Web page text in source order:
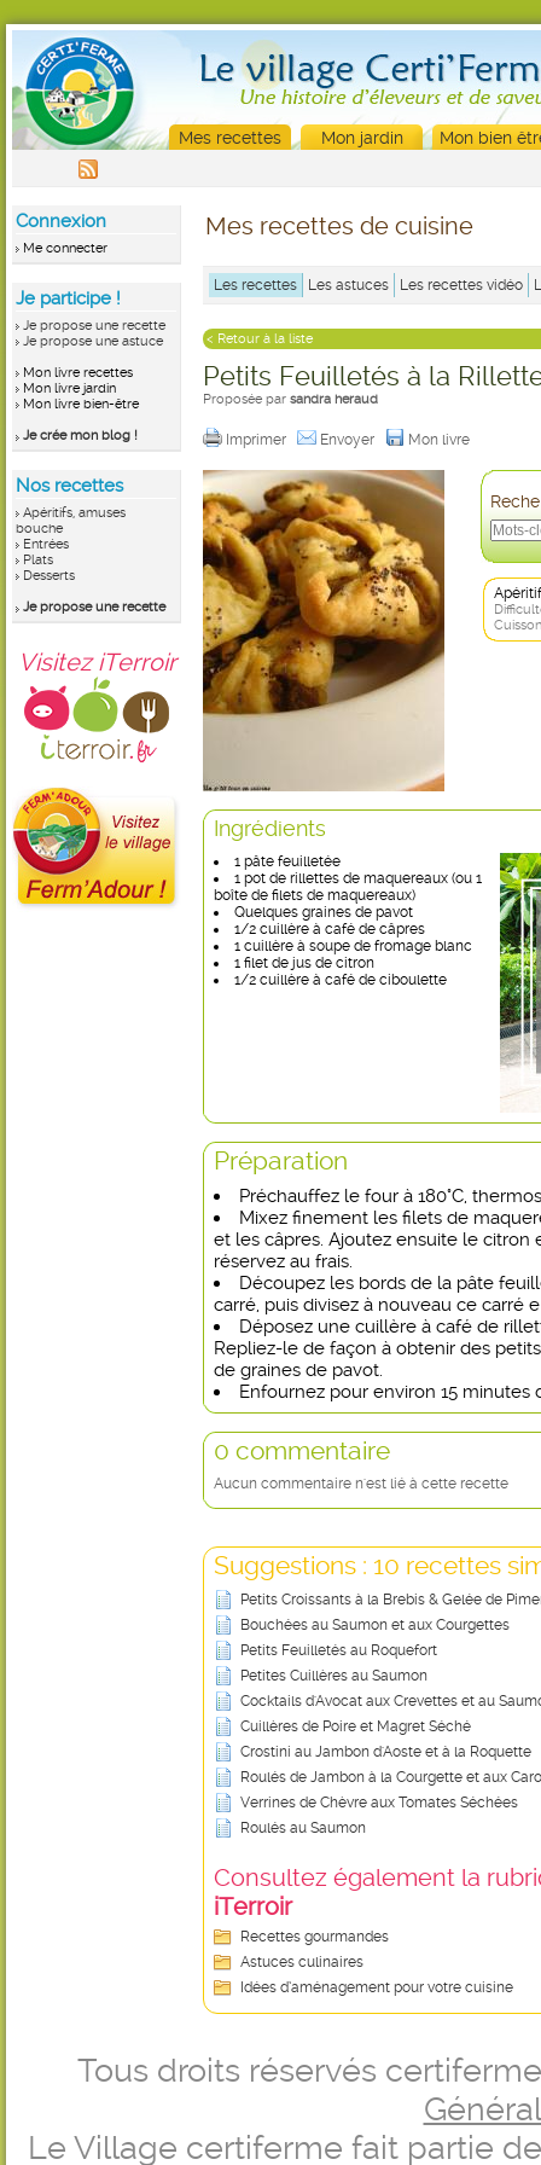
Mes recettes Mon jardin Mon bien
Connexion
Me connecter
Je participe !
Je propose une recette
Je propose une astuce
Mon livre recettes
Mon livre jardin
Mon livre bien-être
Je crée mon blog !
Nos recettes
Apéritifs, amuses
bouche
Entrées
Plats
Desserts
Je propose une recette
Visitez iTerroir
Mes recettes de cuisine
Les recettes Les astuces Les recettes vidéo
< Retour à la liste
Petits Feuilletés à la
Proposée par sandra heraud
Imprimer Envoyer Mon livre
Ingrédients
1 pâte feuilletée
1 pot de rillettes de maquereaux (ou 1
boîte de filets de maquereaux)
Quelques graines de pavot
1/2 cuillère à café de câpres
1 cuillère à soupe de fromage blanc
1 filet de jus de citron
1/2 cuillère à café de ciboulette
Préparation
Préchauffez le four à 180°C,
Mixez finement les filets de
et les câpres. Ajoutez ensuite le
réservez au frais.
Découpez les bords de la pâte
carré, puis divisez à nouveau ce carré
Déposez une cuillère à café de
Repliez-le de façon à obtenir des
de graines de pavot.
Enfournez pour environ 15 minutes
0 commentaire
Aucun commentaire n'est lié à cette recette
Suggestions : 10 recettes
Petits Croissants à la Brebis & Gelée de
Bouchées au Saumon et aux Courgettes
Petits Feuilletés au Roquefort
Petites Cuillères au Saumon
Cocktails d'Avocat aux Crevettes et au
Cuillères de Poire et Magret Séché
Crostini au Jambon d'Aoste et à la Roquette
Roulés de Jambon à la Courgette et aux
Verrines de Chèvre aux Tomates Séchées
Roulés au Saumon
Consultez également la
iTerroir
Recettes gourmandes
Astuces culinaires
Idées d’aménagement pour votre cuisine
Tous droits réservés
Le Village certiferme fait partie